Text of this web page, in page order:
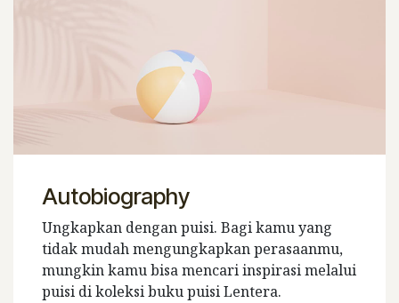
Autobiography
Ungkapkan dengan puisi. Bagi kamu yang
tidak mudah mengungkapkan perasaanmu,
mungkin kamu bisa mencari inspirasi melalui
puisi di koleksi buku puisi Lentera.